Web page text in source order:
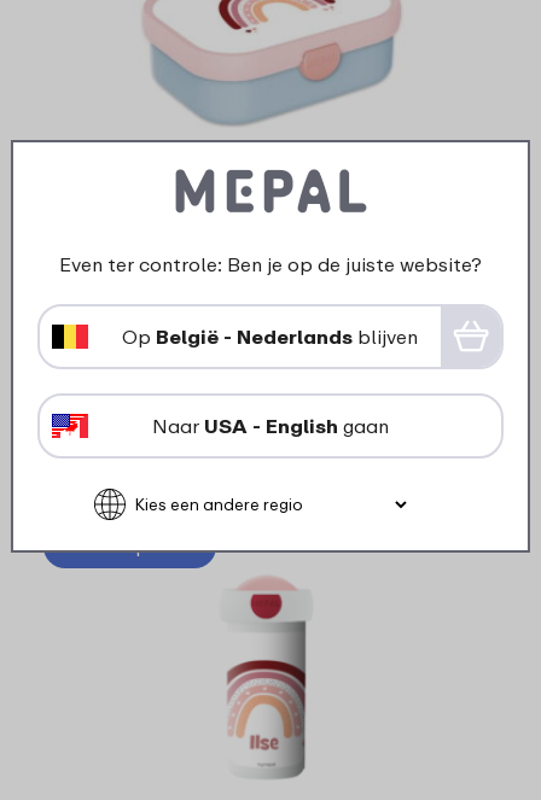
Ontwerp je eigen Lunchbox Campus -
30 kleuren
1799
Ontwerp zelf!
Even ter controle: Ben je op de juiste website?
Op België - Nederlands blijven
Naar USA - English gaan